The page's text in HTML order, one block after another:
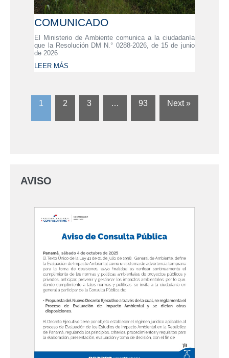
COMUNICADO
El Ministerio de Ambiente comunica a la ciudadanía
que la Resolución DM N.° 0288-2026, de 15 de junio
de 2026
LEER MÁS
1 2 3 … 93 Next »
AVISO